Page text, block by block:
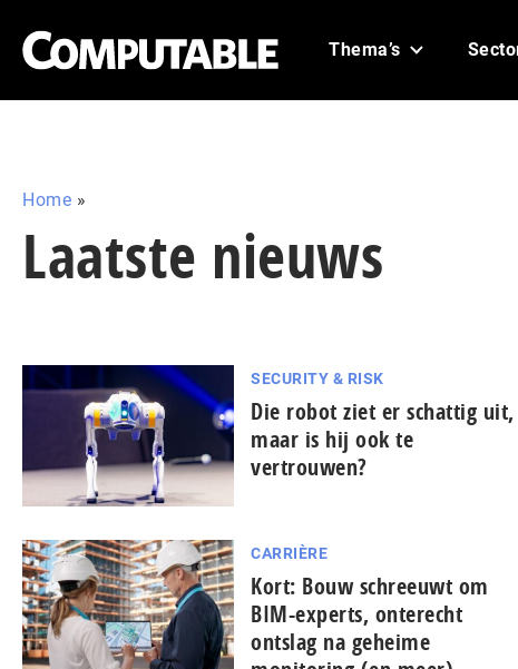
Thema’s
Home »
Laatste nieuws
SECURITY & RISK
Die robot ziet er schattig uit,
maar is hij ook te
vertrouwen?
CARRIÈRE
Kort: Bouw schreeuwt om
BIM-experts, onterecht
ontslag na geheime